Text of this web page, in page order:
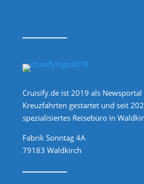
Cruisify.de ist 2019 als
Kreuzfahrten gestartet und seit
spezialisiertes Reisebüro in
Fabrik Sonntag 4A
79183 Waldkirch